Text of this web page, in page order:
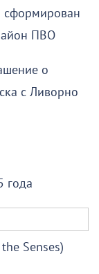
сформирован
ПВО
о
с Ливорно
года
Senses)